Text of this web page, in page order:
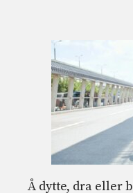
Å dytte, dra eller